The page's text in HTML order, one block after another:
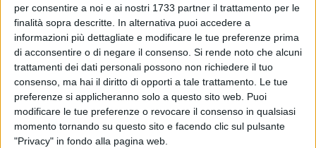
per consentire a noi e ai nostri 1733 partner il trattamento per le
finalità sopra descritte. In alternativa puoi accedere a
informazioni più dettagliate e modificare le tue preferenze prima
di acconsentire o di negare il consenso. Si rende noto che alcuni
trattamenti dei dati personali possono non richiedere il tuo
consenso, ma hai il diritto di opporti a tale trattamento. Le tue
preferenze si applicheranno solo a questo sito web. Puoi
modificare le tue preferenze o revocare il consenso in qualsiasi
momento tornando su questo sito e facendo clic sul pulsante
"Privacy" in fondo alla pagina web.
gestori del fatto che la struttura si era praticamente "seduta
su se stessa" a causa delle fortissime mareggiate dei giorni
scorsi Viste le passeggiate di molta gente sull'arenile, anche
nel periodo invernale, è stata predisposta la messa in
sicurezza della struttura. Le operazioni di ripristino avranno
luogo non appena le condizioni metereologiche
consentiranno ai mezzi di poter scendere sulla battigia.